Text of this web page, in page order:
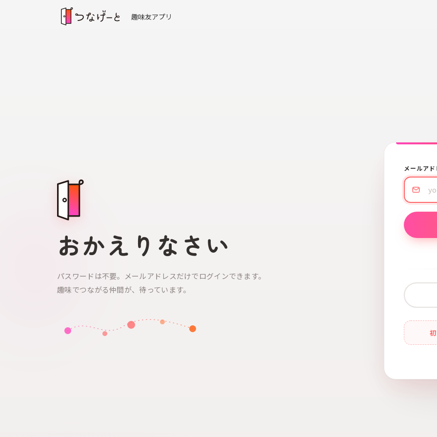
趣味友アプリ
おかえりなさい
パスワードは不要。メールアドレスだけでログインできます。
趣味でつながる仲間が、待っています。
メールア